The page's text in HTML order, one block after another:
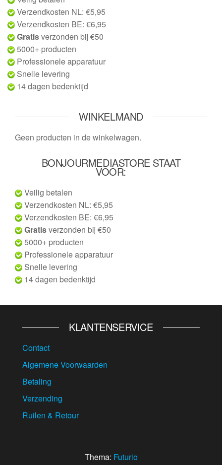
Verzendkosten NL: €5,95
Verzendkosten BE: €6,95
Gratisverzonden bij €50
5000+ producten
Professionele apparatuur
Snelle levering
14 dagen bedenktijd
WINKELMAND
Geen producten in de winkelwagen.
BONJOURMEDIASTORE STAAT
VOOR:
Veilig betalen
Verzendkosten NL: €5,95
Verzendkosten BE: €6,95
Gratisverzonden bij €50
5000+ producten
Professionele apparatuur
Snelle levering
14 dagen bedenktijd
KLANTENSERVICE
Contact
Algemene Voorwaarden
Betaling
Verzending
Ruilen & Retour
Thema: Futurio